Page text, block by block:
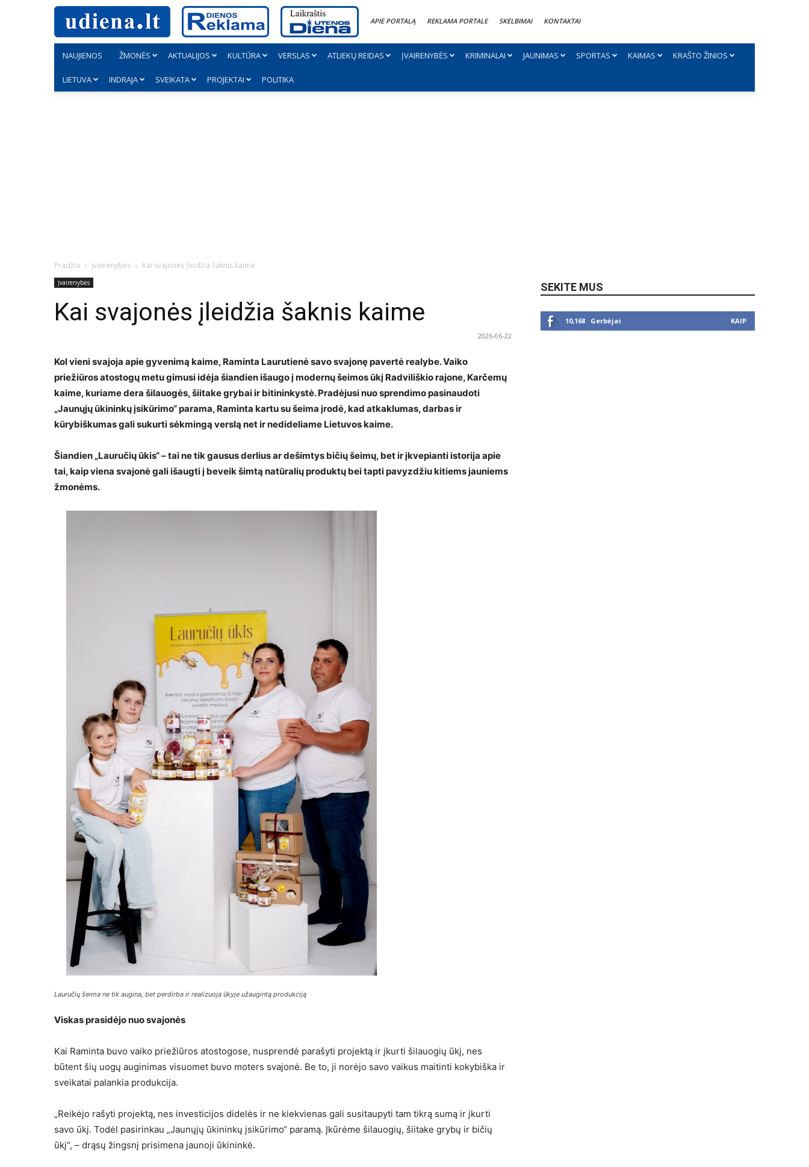
APIE PORTALĄ REKLAMA PORTALE SKELBIMAI KONTAKTAI
NAUJIENOS ŽMONĖS AKTUALIJOS KULTŪRA VERSLAS ATLIEKŲ REIDAS ĮVAIRENYBĖS KRIMINALAI JAUNIMAS SPORTAS KAIMAS KRAŠTO ŽINIOS
LIETUVA INDRAJA SVEIKATA PROJEKTAI POLITIKA
Pradžia Įvairenybės Kai svajonės įleidžia šaknis kaime
Įvairenybės
Kai svajonės įleidžia šaknis kaime
2026-06-22
Kol vieni svajoja apie gyvenimą kaime, Raminta Laurutienė savo svajonę pavertė realybe. Vaiko
priežiūros atostogų metu gimusi idėja šiandien išaugo į modernų šeimos ūkį Radviliškio rajone, Karčemų
kaime, kuriame dera šilauogės, šiitake grybai ir bitininkystė. Pradėjusi nuo sprendimo pasinaudoti
„Jaunųjų ūkininkų įsikūrimo“ parama, Raminta kartu su šeima įrodė, kad atkaklumas, darbas ir
kūrybiškumas gali sukurti sėkmingą verslą net ir nedideliame Lietuvos kaime.
Šiandien „Lauručių ūkis“ – tai ne tik gausus derlius ar dešimtys bičių šeimų, bet ir įkvepianti istorija apie
tai, kaip viena svajonė gali išaugti į beveik šimtą natūralių produktų bei tapti pavyzdžiu kitiems jauniems
žmonėms.
Lauručių šeima ne tik augina, bet perdirba ir realizuoja ūkyje užaugintą produkciją
Viskas prasidėjo nuo svajonės
Kai Raminta buvo vaiko priežiūros atostogose, nusprendė parašyti projektą ir įkurti šilauogių ūkį, nes
būtent šių uogų auginimas visuomet buvo moters svajonė. Be to, ji norėjo savo vaikus maitinti kokybiška ir
sveikatai palankia produkcija.
„Reikėjo rašyti projektą, nes investicijos didelės ir ne kiekvienas gali susitaupyti tam tikrą sumą ir įkurti
savo ūkį. Todėl pasirinkau „Jaunųjų ūkininkų įsikūrimo“ paramą. Įkūrėme šilauogių, šiitake grybų ir bičių
ūkį“, – drąsų žingsnį prisimena jaunoji ūkininkė.
SEKITE MUS
10,168 Gerbėjai KAIP